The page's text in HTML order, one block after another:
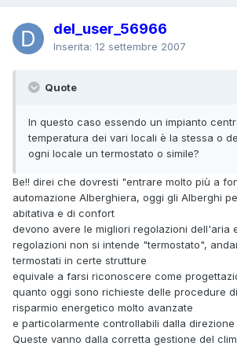
del_user_56966
Inserita: 12 settembre 2007
Quote
In questo caso essendo un impianto
temperatura dei vari locali è la stessa o
ogni locale un termostato o simile?
Be!! direi che dovresti "entrare molto più a
automazione Alberghiera, oggi gli Alberghi
abitativa e di confort
devono avere le migliori regolazioni dell'aria
regolazioni non si intende "termostato",
termostati in certe strutture
equivale a farsi riconoscere come
quanto oggi sono richieste delle procedure
risparmio energetico molto avanzate
e particolarmente controllabili dalla direzione
Queste vanno dalla corretta gestione del